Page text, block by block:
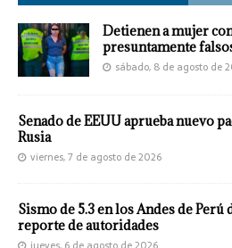
Detienen a mujer
presuntamente
sábado, 8 de agosto de
Senado de EEUU aprueba nuevo
Rusia
viernes, 7 de agosto de 2026
Sismo de 5.3 en los Andes de Perú
reporte de autoridades